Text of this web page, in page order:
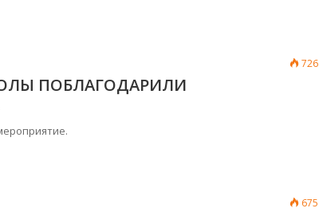
726
ПОБЛАГОДАРИЛИ
675